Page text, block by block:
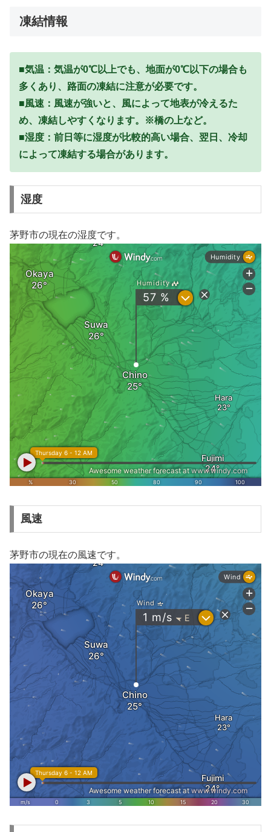
凍結情報
■気温：気温が0℃以上でも、地面が0℃以下の場合も
多くあり、路面の凍結に注意が必要です。
■風速：風速が強いと、風によって地表が冷えるた
め、凍結しやすくなります。※橋の上など。
■湿度：前日等に湿度が比較的高い場合、翌日、冷却
によって凍結する場合があります。
湿度
茅野市の現在の湿度です。
風速
茅野市の現在の風速です。